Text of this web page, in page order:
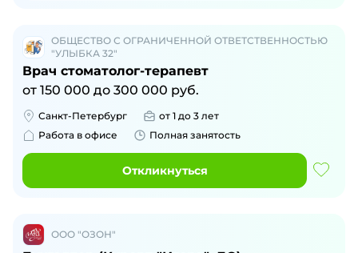
ОБЩЕСТВО С ОГРАНИЧЕННОЙ ОТВЕТСТВЕННОСТЬЮ
"УЛЫБКА 32"
Врач стоматолог-терапевт
от 150 000 до 300 000 руб.
Санкт-Петербург
от 1 до 3 лет
Работа в офисе
Полная занятость
Откликнуться
ООО "ОЗОН"